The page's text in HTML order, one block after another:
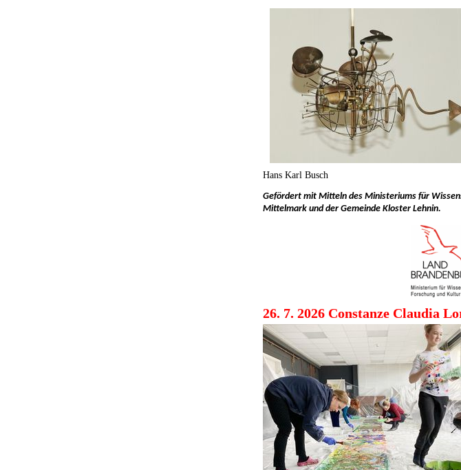
Hans Karl Busch
Gefördert mit Mitteln des Ministeriums für
Mittelmark und der Gemeinde Kloster Lehnin.
26. 7. 2026 Constanze Claudia